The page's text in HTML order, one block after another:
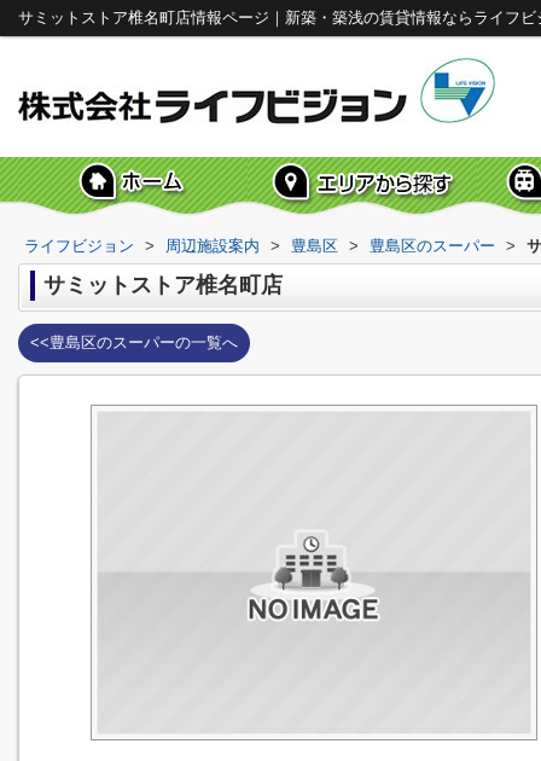
サミットストア椎名町店情報ページ｜新築・築浅の賃貸情報ならライフビ
ライフビジョン > 周辺施設案内 > 豊島区 > 豊島区のスーパー >
サミットストア椎名町店
<<豊島区のスーパーの一覧へ